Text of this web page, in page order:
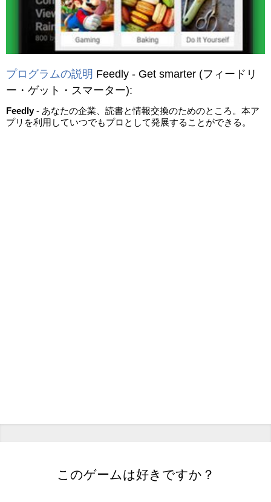
プログラムの説明 Feedly - Get smarter (フィードリ
ー・ゲット・スマーター):
Feedly- あなたの企業、読書と情報交換のためのところ。本ア
プリを利用していつでもプロとして発展することができる。
このゲームは好きですか？